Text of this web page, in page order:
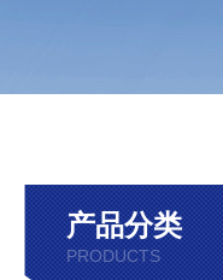
产品分类
PRODUCTS